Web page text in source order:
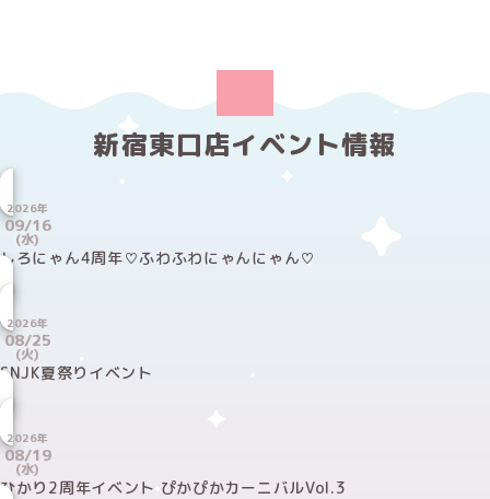
新宿東口店イベント情報
2026年
09/16
(水)
しろにゃん4周年♡ふわふわにゃんにゃん♡
2026年
08/25
(火)
SNJK夏祭りイベント
2026年
08/19
(水)
ひかり2周年イベント ぴかぴかカーニバルVol.3